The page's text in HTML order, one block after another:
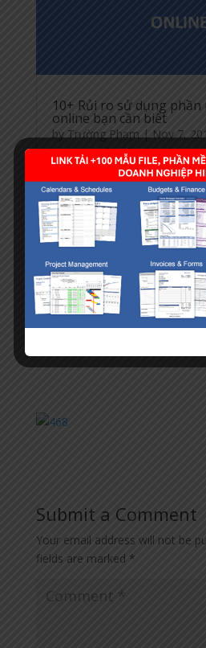
10+ Rủi ro sử dụng
online bạn cần biết
by Trường Phạm | Nov 7,
Excel - Quản Lý Bán Hàng
Rủi ro sử dụng phần mềm
nào cũng sẽ gặp. Một số
phần mềm phá sản, bị mất
mất thông tin khách hàng, bị
cung hàng... Có rất nhiều
không phải ai cũng lường
Submit a Comment
Your email address will not be
fields are marked *